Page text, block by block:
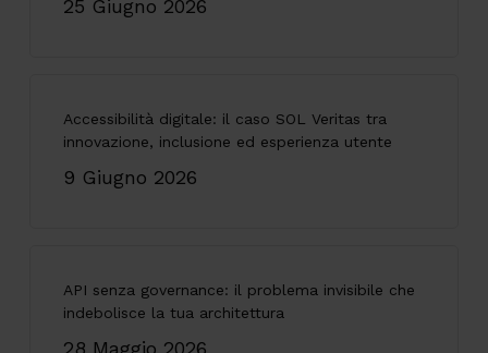
25 Giugno 2026
Accessibilità digitale: il caso SOL Veritas tra
innovazione, inclusione ed esperienza utente
9 Giugno 2026
API senza governance: il problema invisibile che
indebolisce la tua architettura